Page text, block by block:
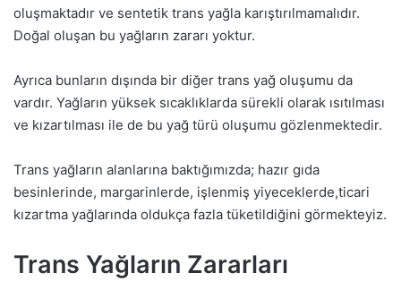
oluşmaktadır ve sentetik trans yağla karıştırılmamalıdır.
Doğal oluşan bu yağların zararı yoktur.
Ayrıca bunların dışında bir diğer trans yağ oluşumu da
vardır. Yağların yüksek sıcaklıklarda sürekli olarak ısıtılması
ve kızartılması ile de bu yağ türü oluşumu gözlenmektedir.
Trans yağların alanlarına baktığımızda; hazır gıda
besinlerinde, margarinlerde, işlenmiş yiyeceklerde,ticari
kızartma yağlarında oldukça fazla tüketildiğini görmekteyiz.
Trans Yağların Zararları